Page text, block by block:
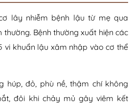
lây nhiễm bệnh lậu từ mẹ qua
Bệnh thường xuất hiện các
vi khuẩn lậu xâm nhập vào cơ thể
húp, đỏ, phù nề, thậm chí không
đôi khi chảy mủ gây viêm kết